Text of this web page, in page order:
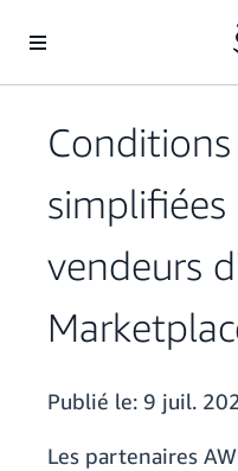
simplifiées
vendeurs
Publié le: 9 juil.
Les partenaires